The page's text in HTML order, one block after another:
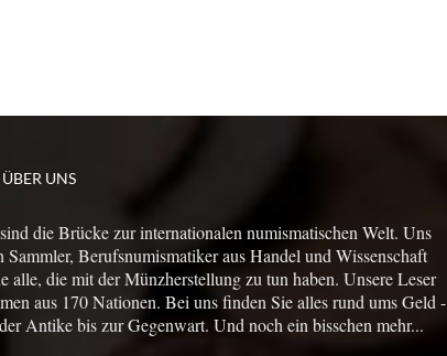
UNS
die Brücke zur internationalen numismatischen Welt. Uns
Sammler, Berufsnumismatiker aus Handel und Wissenschaft
alle, die mit der Münzherstellung zu tun haben. Unsere Leser
aus 170 Nationen. Bei uns finden Sie alles rund ums Geld -
Antike bis zur Gegenwart. Und noch ein bisschen mehr...